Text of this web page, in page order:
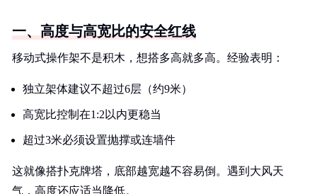
一、高度与高宽比的安全红线
移动式操作架不是积木，想搭多高就多高。经验表明：
独立架体建议不超过6层（约9米）
高宽比控制在1:2以内更稳当
超过3米必须设置抛撑或连墙件
这就像搭扑克牌塔，底部越宽越不容易倒。遇到大风天
气，高度还应适当降低。